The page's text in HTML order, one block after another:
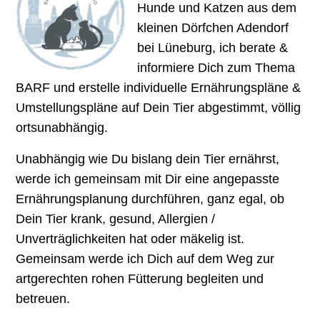
Hunde und Katzen aus dem
kleinen Dörfchen Adendorf
bei Lüneburg, ich berate &
informiere Dich zum Thema
BARF und erstelle individuelle Ernährungspläne &
Umstellungspläne auf Dein Tier abgestimmt, völlig
ortsunabhängig.
Unabhängig wie Du bislang dein Tier ernährst,
werde ich gemeinsam mit Dir eine angepasste
Ernährungsplanung durchführen, ganz egal, ob
Dein Tier krank, gesund, Allergien /
Unverträglichkeiten hat oder mäkelig ist.
Gemeinsam werde ich Dich auf dem Weg zur
artgerechten rohen Fütterung begleiten und
betreuen.